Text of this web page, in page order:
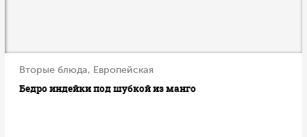
Вторые блюда, Европейская
Бедро индейки под шубкой из манго